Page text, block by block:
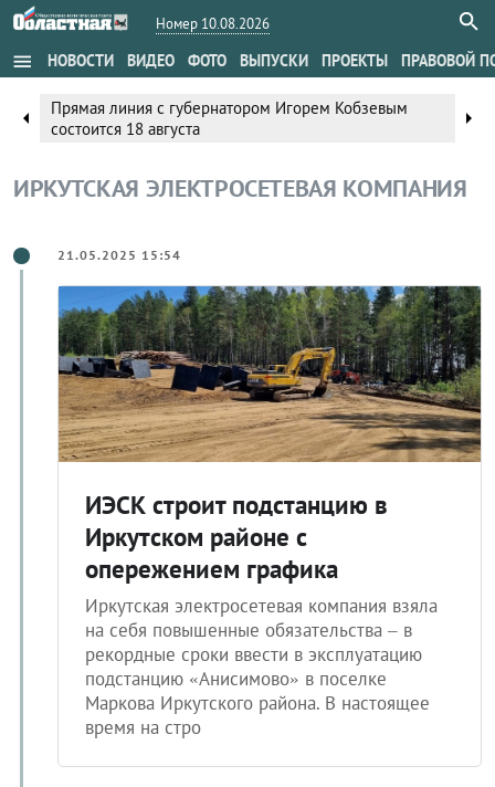
Номер 10.08.2026
menu НОВОСТИ ВИДЕО ФОТО ВЫПУСКИ ПРОЕКТЫ ПРАВОВОЙ
arrow_left
Прямая линия с губернатором Игорем Кобзевым
состоится 18 августа
arrow_right
ИРКУТСКАЯ ЭЛЕКТРОСЕТЕВАЯ КОМПАНИЯ
21.05.2025 15:54
ИЭСК строит подстанцию в
Иркутском районе с
опережением графика
Иркутская электросетевая компания взяла
на себя повышенные обязательства – в
рекордные сроки ввести в эксплуатацию
подстанцию «Анисимово» в поселке
Маркова Иркутского района. В настоящее
время на стро